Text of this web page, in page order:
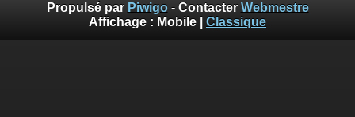
Propulsé par Piwigo- Contacter Webmestre
Affichage : Mobile Classique